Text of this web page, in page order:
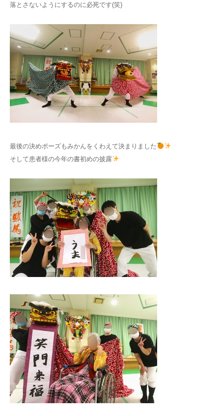
落とさないようにするのに必死です(笑)
最後の決めポーズもみかんをくわえて決まりました
そして患者様の今年の書初めの披露